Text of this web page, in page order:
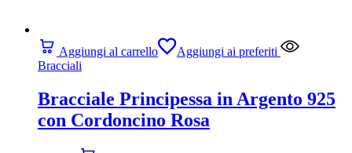
Aggiungi al carrello
Aggiungi ai preferiti
Bracciali
Bracciale Principessa in Argento 925
con Cordoncino Rosa